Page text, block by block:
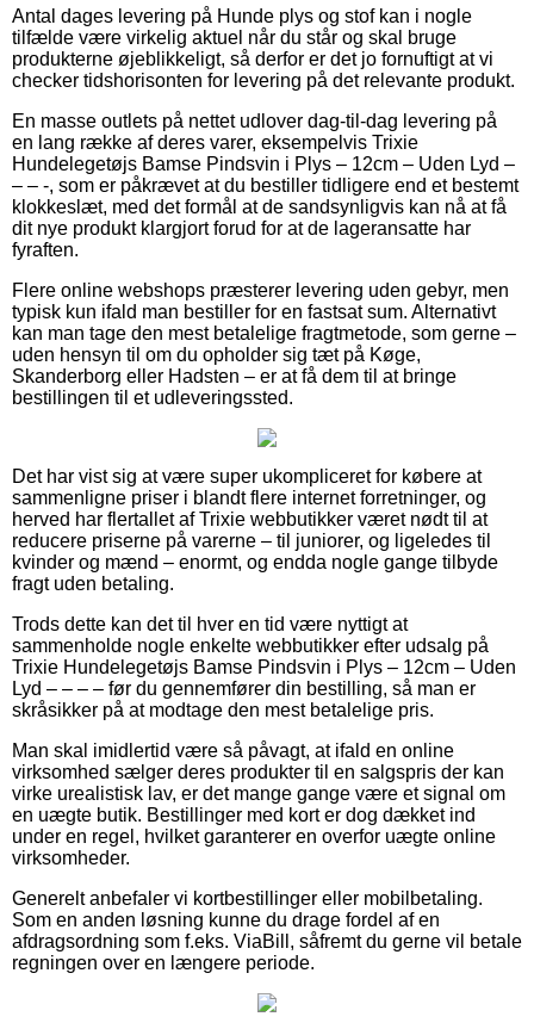
Antal dages levering på Hunde plys og stof kan i nogle
tilfælde være virkelig aktuel når du står og skal bruge
produkterne øjeblikkeligt, så derfor er det jo fornuftigt at vi
checker tidshorisonten for levering på det relevante produkt.
En masse outlets på nettet udlover dag-til-dag levering på
en lang række af deres varer, eksempelvis Trixie
Hundelegetøjs Bamse Pindsvin i Plys – 12cm – Uden Lyd –
– – -, som er påkrævet at du bestiller tidligere end et bestemt
klokkeslæt, med det formål at de sandsynligvis kan nå at få
dit nye produkt klargjort forud for at de lageransatte har
fyraften.
Flere online webshops præsterer levering uden gebyr, men
typisk kun ifald man bestiller for en fastsat sum. Alternativt
kan man tage den mest betalelige fragtmetode, som gerne –
uden hensyn til om du opholder sig tæt på Køge,
Skanderborg eller Hadsten – er at få dem til at bringe
bestillingen til et udleveringssted.
Det har vist sig at være super ukompliceret for købere at
sammenligne priser i blandt flere internet forretninger, og
herved har flertallet af Trixie webbutikker været nødt til at
reducere priserne på varerne – til juniorer, og ligeledes til
kvinder og mænd – enormt, og endda nogle gange tilbyde
fragt uden betaling.
Trods dette kan det til hver en tid være nyttigt at
sammenholde nogle enkelte webbutikker efter udsalg på
Trixie Hundelegetøjs Bamse Pindsvin i Plys – 12cm – Uden
Lyd – – – – før du gennemfører din bestilling, så man er
skråsikker på at modtage den mest betalelige pris.
Man skal imidlertid være så påvagt, at ifald en online
virksomhed sælger deres produkter til en salgspris der kan
virke urealistisk lav, er det mange gange være et signal om
en uægte butik. Bestillinger med kort er dog dækket ind
under en regel, hvilket garanterer en overfor uægte online
virksomheder.
Generelt anbefaler vi kortbestillinger eller mobilbetaling.
Som en anden løsning kunne du drage fordel af en
afdragsordning som f.eks. ViaBill, såfremt du gerne vil betale
regningen over en længere periode.